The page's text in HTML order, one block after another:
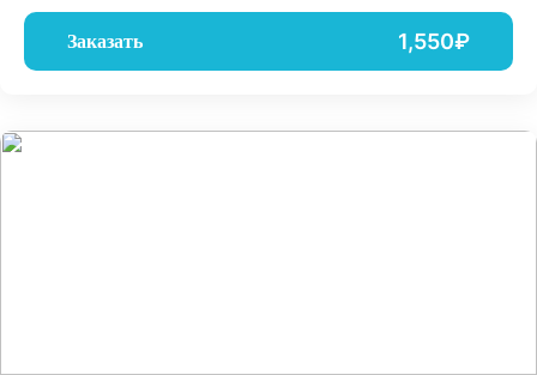
Заказать 1,550₽